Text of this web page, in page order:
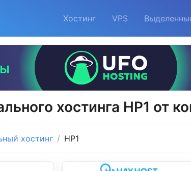
Хостинг VPS
хостинга HP1 от
хостинг HP1